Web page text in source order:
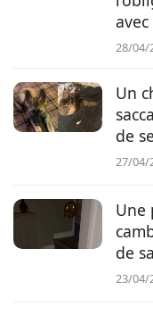
28/04/
Un
de
27/04/
Une
de
23/04/